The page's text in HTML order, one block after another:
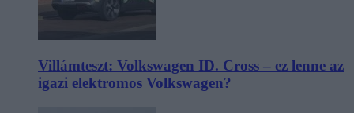
Villámteszt: Volkswagen ID. Cross – ez lenne az
igazi elektromos Volkswagen?